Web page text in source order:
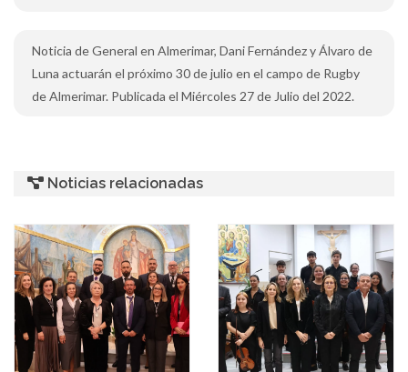
Noticia de General en Almerimar, Dani Fernández y Álvaro de
Luna actuarán el próximo 30 de julio en el campo de Rugby
de Almerimar. Publicada el Miércoles 27 de Julio del 2022.
Noticias relacionadas